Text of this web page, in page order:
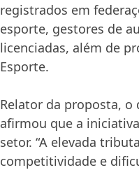
registrados em
esporte, gestores de
licenciadas, além de
Esporte.
Relator da proposta, o
afirmou que a
setor. “A elevada
competitividade e